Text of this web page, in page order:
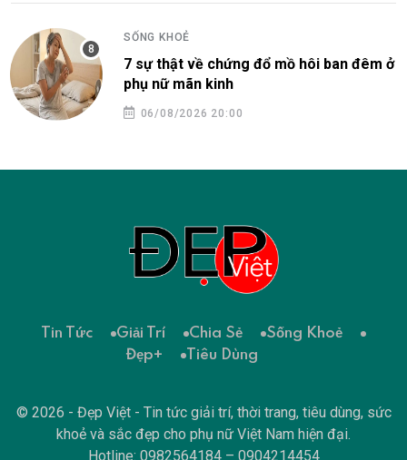
SỐNG KHOẺ
7 sự thật về chứng đổ mồ hôi ban đêm ở
phụ nữ mãn kinh
06/08/2026 20:00
Tin Tức Giải Trí Chia Sẻ
Sống Khoẻ
Đẹp+
Tiêu Dùng
© 2026 - Đẹp Việt - Tin tức giải trí, thời trang, tiêu dùng, sức
khoẻ và sắc đẹp cho phụ nữ Việt Nam hiện đại.
Hotline: 0982564184 – 0904214454